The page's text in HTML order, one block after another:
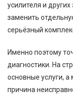
усилителя и
заменить
серьёзный
Именно поэтому
диагностики. На
основные услуги,
причина